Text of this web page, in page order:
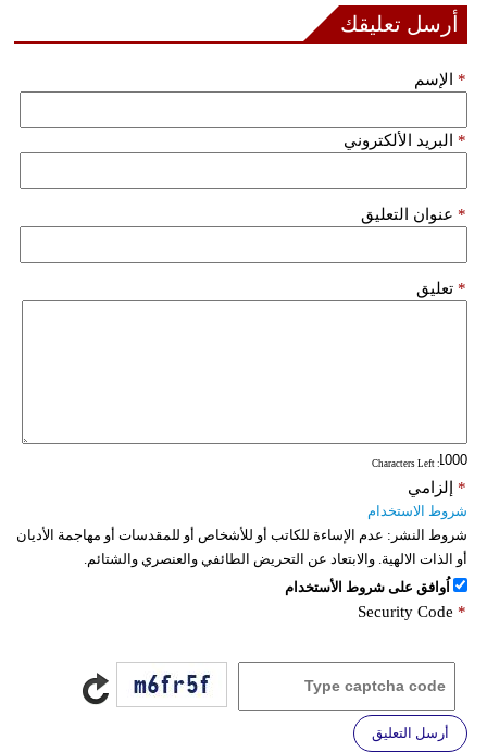
مدوَّنات
فيديو
أرسل تعليقك
الإسم *
البريد الألكتروني *
عنوان التعليق *
تعليق *
: Characters Left
إلزامي *
شروط الاستخدام
شروط النشر: عدم الإساءة للكاتب أو للأشخاص أو للمقدسات أو مهاجمة الأديان
أو الذات الالهية. والابتعاد عن التحريض الطائفي والعنصري والشتائم.
اُوافق على شروط الأستخدام
Security Code *
أرسل التعليق